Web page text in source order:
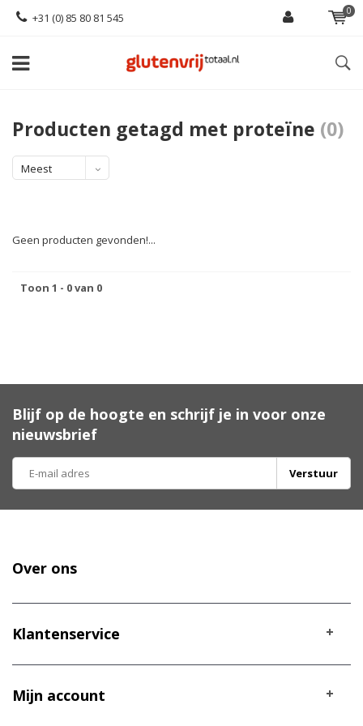
+31 (0) 85 80 81 545 0
Producten getagd met proteïne (0)
Meest
Geen producten gevonden!...
Toon 1 - 0 van 0
Blijf op de hoogte en schrijf je in voor onze
nieuwsbrief
Verstuur
Over ons
Klantenservice
Mijn account